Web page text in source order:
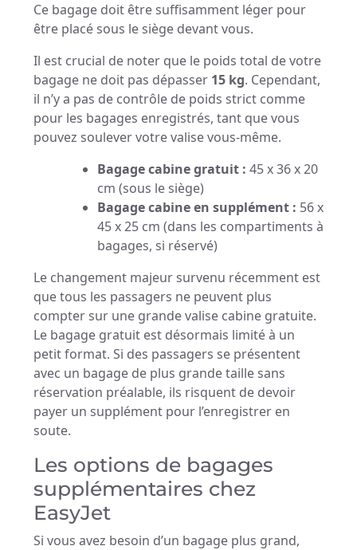
Ce bagage doit être suffisamment léger pour
être placé sous le siège devant vous.
Il est crucial de noter que le poids total de votre
bagage ne doit pas dépasser 15 kg. Cependant,
il n’y a pas de contrôle de poids strict comme
pour les bagages enregistrés, tant que vous
pouvez soulever votre valise vous-même.
Bagage cabine gratuit : 45 x 36 x 20
cm (sous le siège)
Bagage cabine en supplément : 56 x
45 x 25 cm (dans les compartiments à
bagages, si réservé)
Le changement majeur survenu récemment est
que tous les passagers ne peuvent plus
compter sur une grande valise cabine gratuite.
Le bagage gratuit est désormais limité à un
petit format. Si des passagers se présentent
avec un bagage de plus grande taille sans
réservation préalable, ils risquent de devoir
payer un supplément pour l’enregistrer en
soute.
Les options de bagages
supplémentaires chez
EasyJet
Si vous avez besoin d’un bagage plus grand,